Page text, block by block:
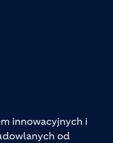
innowacyjnych i
od